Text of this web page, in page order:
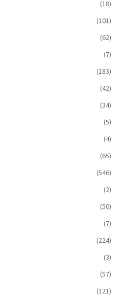
(18)
(101)
(62)
(7)
(183)
(42)
(34)
(5)
(4)
(65)
(546)
(2)
(50)
(7)
(224)
(3)
(57)
(121)